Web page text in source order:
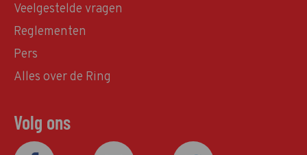
Veelgestelde vragen
Reglementen
Pers
Alles over de Ring
Volg ons